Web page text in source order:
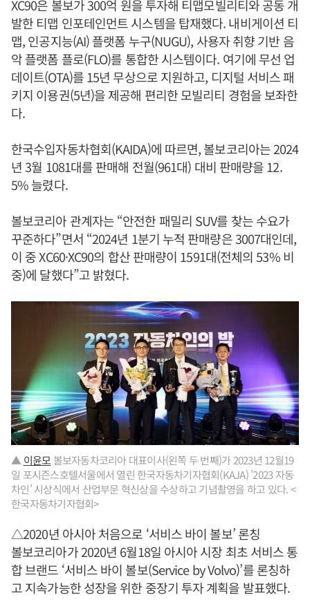
XC90은 볼보가 300억 원을 투자해 티맵모빌리티와 공동 개
발한 티맵 인포테인먼트 시스템을 탑재했다. 내비게이션 티
맵, 인공지능(AI) 플랫폼 누구(NUGU), 사용자 취향 기반 음
악 플랫폼 플로(FLO)를 통합한 시스템이다. 여기에 무선 업
데이트(OTA)를 15년 무상으로 지원하고, 디지털 서비스 패
키지 이용권(5년)을 제공해 편리한 모빌리티 경험을 보좌한
다.
한국수입자동차협회(KAIDA)에 따르면, 볼보코리아는 2024
년 3월 1081대를 판매해 전월(961대) 대비 판매량을 12.
5% 늘렸다.
볼보코리아 관계자는 “안전한 패밀리 SUV를 찾는 수요가
꾸준하다”면서 “2024년 1분기 누적 판매량은 3007대인데,
이 중 XC60·XC90의 합산 판매량이 1591대(전체의 53% 비
중)에 달했다”고 밝혔다.
▲ 이윤모 볼보자동차코리아 대표이사(왼쪽 두 번째)가 2023년 12월19
일 포시즌스호텔서울에서 열린 한국자동차기자협회(KAJA) '2023 자동
차인' 시상식에서 산업부문 혁신상을 수상하고 기념촬영을 하고 있다. <
한국자동차기자협회>
△2020년 아시아 처음으로 ‘서비스 바이 볼보’ 론칭
볼보코리아가 2020년 6월18일 아시아 시장 최초 서비스 통
합 브랜드 ‘서비스 바이 볼보(Service by Volvo)’를 론칭하
고 지속가능한 성장을 위한 중장기 투자 계획을 발표했다.